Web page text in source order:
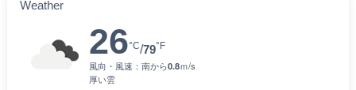
Weather
26°C/79°F
風向・風速： 南から0.8ｍ/s
厚い雲